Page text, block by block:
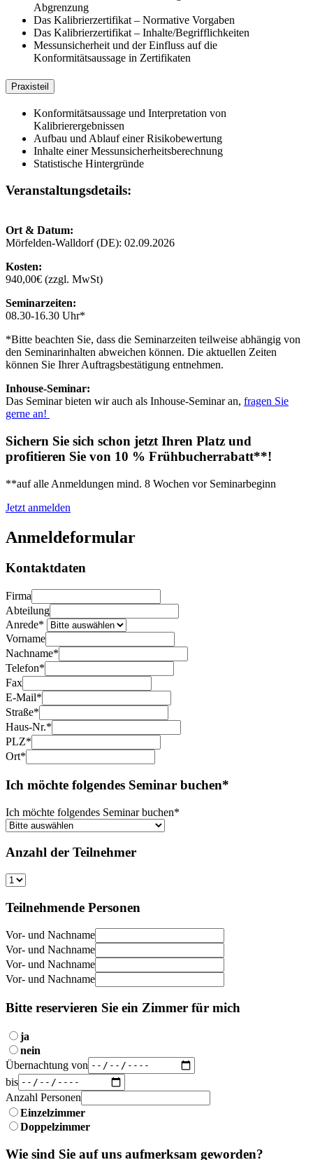
Abgrenzung
Das Kalibrierzertifikat – Normative Vorgaben
Das Kalibrierzertifikat – Inhalte/Begrifflichkeiten
Messunsicherheit und der Einfluss auf die
Konformitätsaussage in Zertifikaten
Praxisteil
Konformitätsaussage und Interpretation von
Kalibrierergebnissen
Aufbau und Ablauf einer Risikobewertung
Inhalte einer Messunsicherheitsberechnung
Statistische Hintergründe
Veranstaltungsdetails:
Ort & Datum:
Mörfelden-Walldorf (DE): 02.09.2026
Kosten:
940,00€ (zzgl. MwSt)
Seminarzeiten:
08.30-16.30 Uhr*
*Bitte beachten Sie, dass die Seminarzeiten teilweise abhängig von
den Seminarinhalten abweichen können. Die aktuellen Zeiten
können Sie Ihrer Auftragsbestätigung entnehmen.
Inhouse-Seminar:
Das Seminar bieten wir auch als Inhouse-Seminar an, fragen Sie
gerne an!
Sichern Sie sich schon jetzt Ihren Platz und
profitieren Sie von 10 % Frühbucherrabatt**!
**auf alle Anmeldungen mind. 8 Wochen vor Seminarbeginn
Jetzt anmelden
Anmeldeformular
Kontaktdaten
Firma
Abteilung
Anrede*
Vorname
Nachname*
Telefon*
Fax
E-Mail*
Straße*
Haus-Nr.*
PLZ*
Ort*
Ich möchte folgendes Seminar buchen*
Ich möchte folgendes Seminar buchen*
Anzahl der Teilnehmer
Teilnehmende Personen
Vor- und Nachname
Vor- und Nachname
Vor- und Nachname
Vor- und Nachname
Bitte reservieren Sie ein Zimmer für mich
ja
nein
Übernachtung von
bis
Anzahl Personen
Einzelzimmer
Doppelzimmer
Wie sind Sie auf uns aufmerksam geworden?